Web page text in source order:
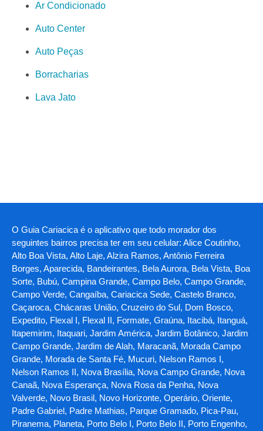
Ar Condicionado
Auto Center
Auto Peças
Borracharias
Lava Jato
O Guia Cariacica é o aplicativo que todo morador dos
seguintes bairros precisa ter em seu celular: Alice Coutinho,
Alto Boa Vista, Alto Laje, Alzira Ramos, Antônio Ferreira
Borges, Aparecida, Bandeirantes, Bela Aurora, Bela Vista, Boa
Sorte, Bubú, Campina Grande, Campo Belo, Campo Grande,
Campo Verde, Cangaíba, Cariacica Sede, Castelo Branco,
Caçaroca, Chácaras União, Cruzeiro do Sul, Dom Bosco,
Expedito, Flexal I, Flexal II, Formate, Graúna, Itacibá, Itanguá,
Itapemirim, Itaquari, Jardim América, Jardim Botânico, Jardim
Campo Grande, Jardim de Alah, Maracanã, Morada Campo
Grande, Morada de Santa Fé, Mucuri, Nelson Ramos I,
Nelson Ramos II, Nova Brasília, Nova Campo Grande, Nova
Canaã, Nova Esperança, Nova Rosa da Penha, Nova
Valverde, Novo Brasil, Novo Horizonte, Operário, Oriente,
Padre Gabriel, Padre Mathias, Parque Gramado, Pica-Pau,
Piranema, Planeta, Porto Belo I, Porto Belo II, Porto Engenho,